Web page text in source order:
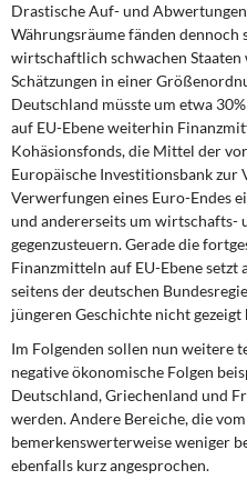
Drastische Auf- und
Währungsräume fänden dennoch
wirtschaftlich schwachen
Schätzungen in einer
Deutschland müsste um etwa
auf EU-Ebene weiterhin
Kohäsionsfonds, die Mittel der
Europäische Investitionsbank zur
Verwerfungen eines Euro-Endes
und andererseits um
gegenzusteuern. Gerade die
Finanzmitteln auf EU-Ebene
seitens der deutschen
jüngeren Geschichte nicht gezeigt
Im Folgenden sollen nun weitere
negative ökonomische Folgen
Deutschland, Griechenland und
werden. Andere Bereiche, die
bemerkenswerterweise weniger
ebenfalls kurz angesprochen.